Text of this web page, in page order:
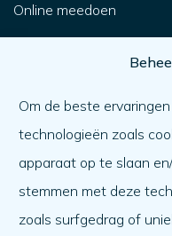
Om de beste
technologieën zoals
apparaat op te slaan
stemmen met deze
zoals surfgedrag of
Online meedoen
Wat er speelt
Agenda
Over ons